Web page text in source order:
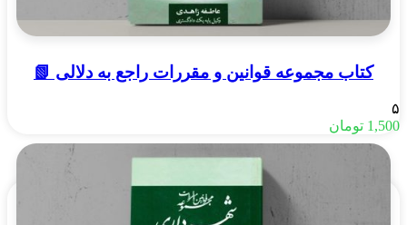
کتاب مجموعه قوانین و مقررات راجع به دلالی 📗
۵
1,500 تومان